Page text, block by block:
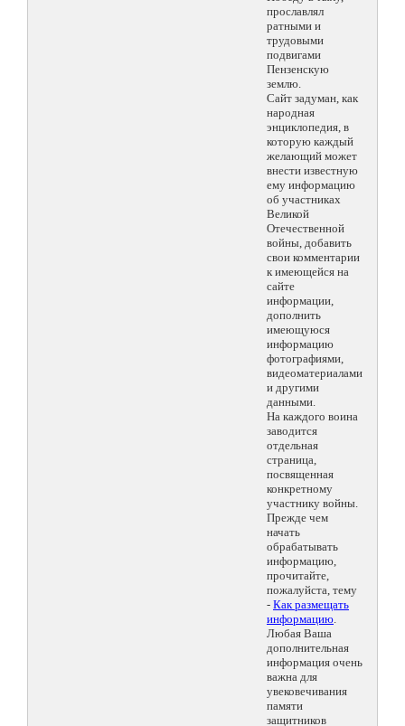
прославлял
ратными и
трудовыми
подвигами
Пензенскую
землю.
Сайт задуман, как
народная
энциклопедия, в
которую каждый
желающий может
внести известную
ему информацию
об участниках
Великой
Отечественной
войны, добавить
свои комментарии
к имеющейся на
сайте
информации,
дополнить
имеющуюся
информацию
фотографиями,
видеоматериалами
и другими
данными.
На каждого воина
заводится
отдельная
страница,
посвященная
конкретному
участнику войны.
Прежде чем
начать
обрабатывать
информацию,
прочитайте,
пожалуйста, тему
- Как размещать
информацию.
Любая Ваша
дополнительная
информация очень
важна для
увековечивания
памяти
защитников